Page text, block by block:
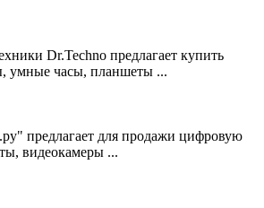
Dr.Techno предлагает купить
умные часы, планшеты ...
предлагает для продажи цифровую
видеокамеры ...